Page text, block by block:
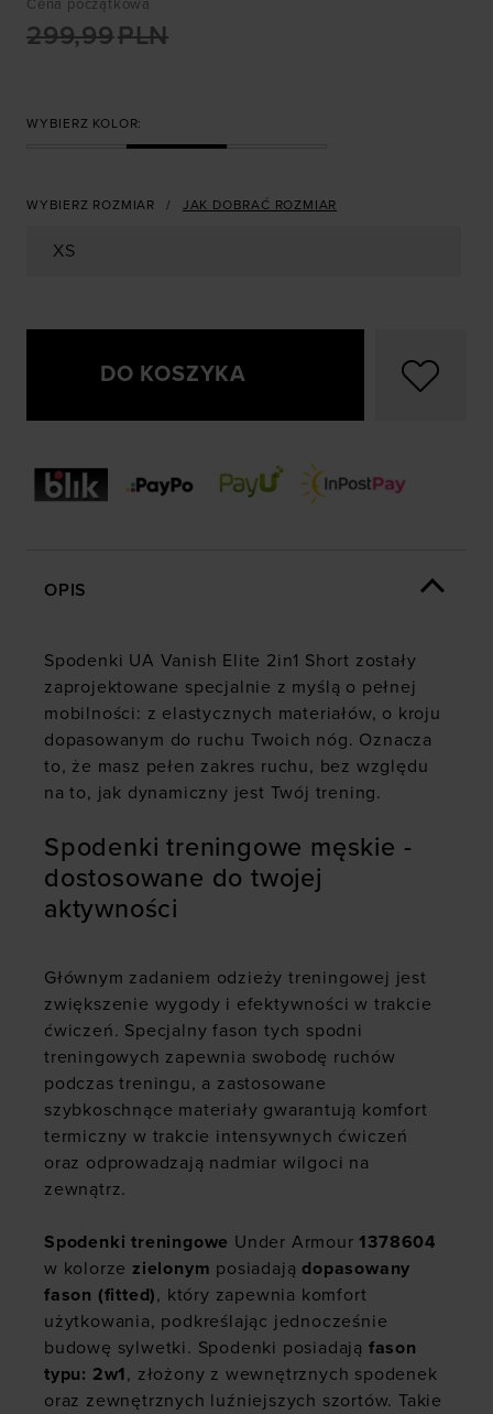
Cena początkowa
299,99PLN
WYBIERZ KOLOR:
WYBIERZ ROZMIAR JAK DOBRAĆ ROZMIAR
XS
DO KOSZYKA
OPIS
Spodenki UA Vanish Elite 2in1 Short zostały
zaprojektowane specjalnie z myślą o pełnej
mobilności: z elastycznych materiałów, o kroju
dopasowanym do ruchu Twoich nóg. Oznacza
to, że masz pełen zakres ruchu, bez względu
na to, jak dynamiczny jest Twój trening.
Spodenki treningowe męskie -
dostosowane do twojej
aktywności
Głównym zadaniem odzieży treningowej jest
zwiększenie wygody i efektywności w trakcie
ćwiczeń. Specjalny fason tych spodni
treningowych zapewnia swobodę ruchów
podczas treningu, a zastosowane
szybkoschnące materiały gwarantują komfort
termiczny w trakcie intensywnych ćwiczeń
oraz odprowadzają nadmiar wilgoci na
zewnątrz.
Spodenki treningowe Under Armour1378604
w kolorze zielonym posiadajądopasowany
fason (fitted), który zapewnia komfort
użytkowania, podkreślając jednocześnie
budowę sylwetki. Spodenki posiadają fason
typu: 2w1, złożony z wewnętrznych spodenek
oraz zewnętrznych luźniejszych szortów. Takie